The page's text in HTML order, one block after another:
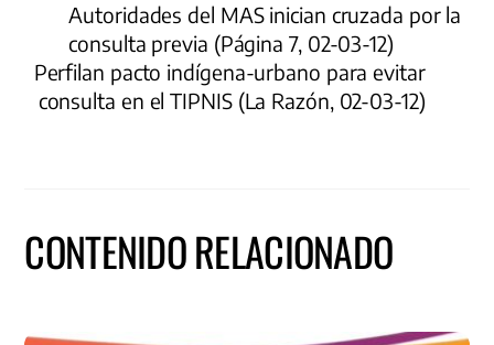
Autoridades del MAS inician cruzada por la
consulta previa (Página 7, 02-03-12)
Perfilan pacto indígena-urbano para evitar
consulta en el TIPNIS (La Razón, 02-03-12)
CONTENIDO RELACIONADO